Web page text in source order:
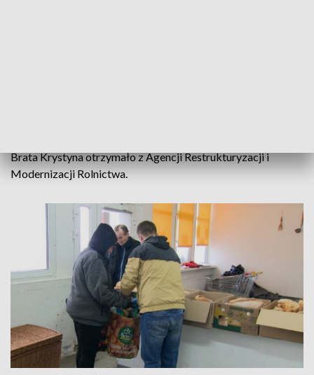
Brata Krystyna otrzymało z Agencji Restrukturyzacji i
Modernizacji Rolnictwa.